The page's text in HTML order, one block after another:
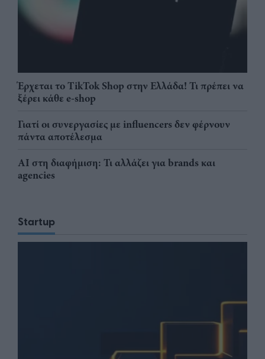
Έρχεται το TikTok Shop στην Ελλάδα! Τι πρέπει να
ξέρει κάθε e-shop
Γιατί οι συνεργασίες με influencers δεν φέρνουν
πάντα αποτέλεσμα
AI στη διαφήμιση: Τι αλλάζει για brands και
agencies
Startup